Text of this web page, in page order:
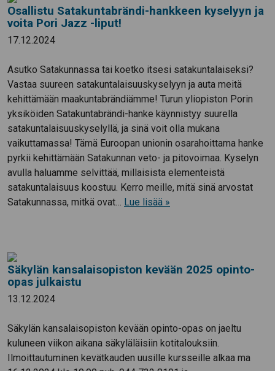
Osallistu Satakuntabrändi-hankkeen kyselyyn ja
voita Pori Jazz -liput!
17.12.2024
Asutko Satakunnassa tai koetko itsesi satakuntalaiseksi?
Vastaa suureen satakuntalaisuuskyselyyn ja auta meitä
kehittämään maakuntabrändiämme! Turun yliopiston Porin
yksiköiden Satakuntabrändi-hanke käynnistyy suurella
satakuntalaisuuskyselyllä, ja sinä voit olla mukana
vaikuttamassa! Tämä Euroopan unionin osarahoittama hanke
pyrkii kehittämään Satakunnan veto- ja pitovoimaa. Kyselyn
avulla haluamme selvittää, millaisista elementeistä
satakuntalaisuus koostuu. Kerro meille, mitä sinä arvostat
Satakunnassa, mitkä ovat… Lue lisää »
Säkylän kansalaisopiston kevään 2025 opinto-
opas julkaistu
13.12.2024
Säkylän kansalaisopiston kevään opinto-opas on jaeltu
kuluneen viikon aikana säkyläläisiin kotitalouksiin.
Ilmoittautuminen kevätkauden uusille kursseille alkaa ma